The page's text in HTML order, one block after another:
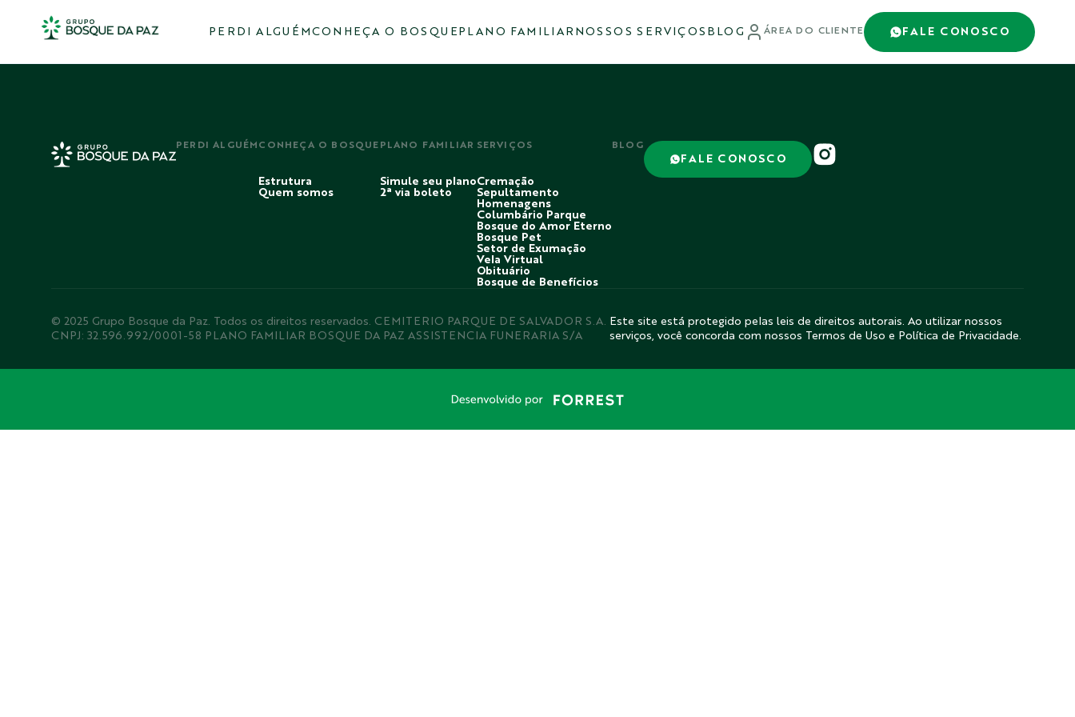
PERDI ALGUÉM CONHEÇA O BOSQUE PLANO FAMILIAR NOSSOS SERVIÇOS BLOG ÁREA DO CLIENTE FALE CONOSCO
PERDI ALGUÉM CONHEÇA O BOSQUE
Estrutura
Quem somos
PLANO FAMILIAR
Simule seu plano
2ª via boleto
SERVIÇOS
Cremação
Sepultamento
Homenagens
Columbário Parque
Bosque do Amor Eterno
Bosque Pet
Setor de Exumação
Vela Virtual
Obituário
Bosque de Benefícios
BLOG
FALE CONOSCO
© 2025 Grupo Bosque da Paz. Todos os direitos reservados. CEMITERIO PARQUE DE SALVADOR S.A.
CNPJ: 32.596.992/0001-58 PLANO FAMILIAR BOSQUE DA PAZ ASSISTENCIA FUNERARIA S/A
Este site está protegido pelas leis de direitos autorais. Ao utilizar nossos
serviços, você concorda com nossos Termos de Uso e Política de Privacidade.